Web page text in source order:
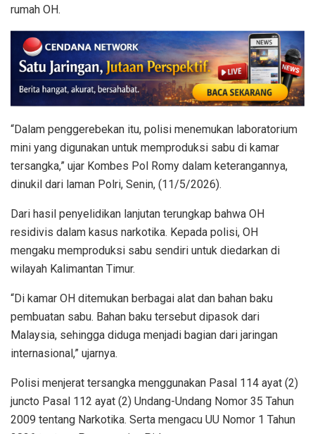
rumah OH.
“Dalam penggerebekan itu, polisi menemukan laboratorium
mini yang digunakan untuk memproduksi sabu di kamar
tersangka,” ujar Kombes Pol Romy dalam keterangannya,
dinukil dari laman Polri, Senin, (11/5/2026).
Dari hasil penyelidikan lanjutan terungkap bahwa OH
residivis dalam kasus narkotika. Kepada polisi, OH
mengaku memproduksi sabu sendiri untuk diedarkan di
wilayah Kalimantan Timur.
“Di kamar OH ditemukan berbagai alat dan bahan baku
pembuatan sabu. Bahan baku tersebut dipasok dari
Malaysia, sehingga diduga menjadi bagian dari jaringan
internasional,” ujarnya.
Polisi menjerat tersangka menggunakan Pasal 114 ayat (2)
juncto Pasal 112 ayat (2) Undang-Undang Nomor 35 Tahun
2009 tentang Narkotika. Serta mengacu UU Nomor 1 Tahun